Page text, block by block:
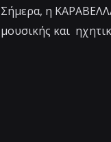
Σήμερα, η
μουσικής και